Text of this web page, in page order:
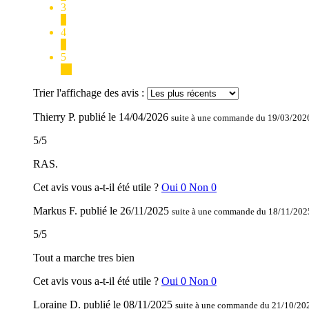
3
4
5
Trier l'affichage des avis :
Thierry P. publié le 14/04/2026 suite à une commande du 19/03/
5/5
RAS.
Cet avis vous a-t-il été utile ? Oui 0 Non 0
Markus F. publié le 26/11/2025 suite à une commande du 18/11/
5/5
Tout a marche tres bien
Cet avis vous a-t-il été utile ? Oui 0 Non 0
Loraine D. publié le 08/11/2025 suite à une commande du 21/10/